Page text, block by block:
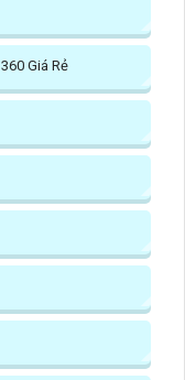
Giá Rẻ